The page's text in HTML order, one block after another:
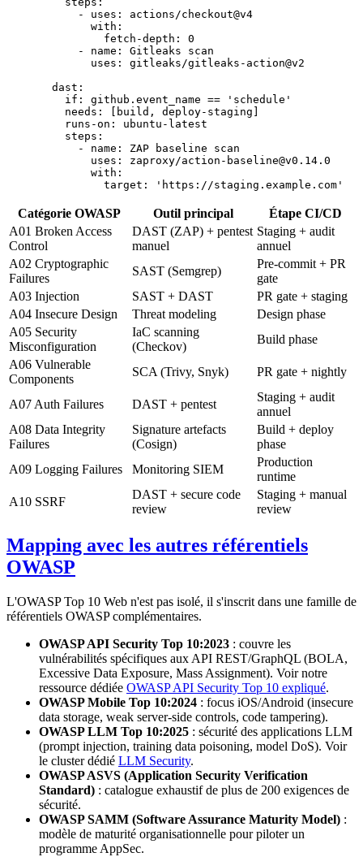
      -
uses : actions/checkout@v4
        with
:
          fetch-depth
: 0
      -
name : Gitleaks scan
        uses
: gitleaks/gitleaks-action@v2
  dast
:
    if
: github.event_name == 'schedule'
    needs
: [ build , deploy-staging ]
    runs-on
: ubuntu-latest
    steps
:
      -
name : ZAP baseline scan
        uses
: zaproxy/action-baseline@v0.14.0
        with
:
          target
: 'https://staging.example.com'
Catégorie OWASP Outil principal
Étape CI/CD
A01 Broken Access
Control
DAST (ZAP) + pentest
manuel
Staging + audit
annuel
A02 Cryptographic
Failures
SAST (Semgrep)
Pre-commit + PR
gate
A03 Injection
SAST + DAST
PR gate + staging
A04 Insecure Design
Threat modeling
Design phase
A05 Security
Misconfiguration
IaC scanning
(Checkov)
Build phase
A06 Vulnerable
Components
SCA (Trivy, Snyk) PR gate + nightly
A07 Auth Failures DAST + pentest
Staging + audit
annuel
A08 Data Integrity
Failures
Signature artefacts
(Cosign)
Build + deploy
phase
A09 Logging Failures
Monitoring SIEM
Production
runtime
A10 SSRF
DAST + secure code
review
Staging + manual
review
Mapping avec les autres référentiels
OWASP
L'OWASP Top 10 Web n'est pas isolé, il s'inscrit dans une famille de
référentiels OWASP complémentaires.
OWASP API Security Top 10:2023 : couvre les
vulnérabilités spécifiques aux API REST/GraphQL (BOLA,
Excessive Data Exposure, Mass Assignment). Voir notre
ressource dédiée OWASP API Security Top 10 expliqué.
OWASP Mobile Top 10:2024 : focus iOS/Android (insecure
data storage, weak server-side controls, code tampering).
OWASP LLM Top 10:2025 : sécurité des applications LLM
(prompt injection, training data poisoning, model DoS). Voir
le cluster dédié LLM Security.
OWASP ASVS (Application Security Verification
Standard) : catalogue exhaustif de plus de 200 exigences de
sécurité.
OWASP SAMM (Software Assurance Maturity Model) :
modèle de maturité organisationnelle pour piloter un
programme AppSec.